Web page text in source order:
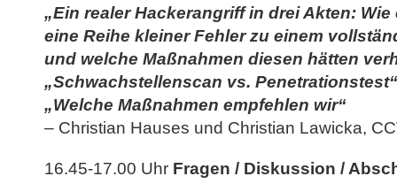
„Ein realer Hackerangriff in drei Akten:
eine Reihe kleiner Fehler zu einem
und welche Maßnahmen diesen hätten
„Schwachstellenscan vs. Penetrationstest“
„Welche Maßnahmen empfehlen wir“
– Christian Hauses und Christian Lawicka,
16.45-17.00 Uhr Fragen / Diskussion /